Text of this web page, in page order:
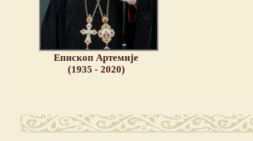
Епископ Артемије
(1935 - 2020)